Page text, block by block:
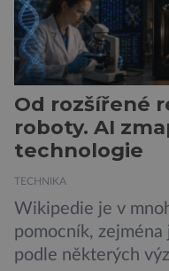
Od rozšířené
roboty. AI
technologie
TECHNIKA
Wikipedie je v
pomocník,
podle některých